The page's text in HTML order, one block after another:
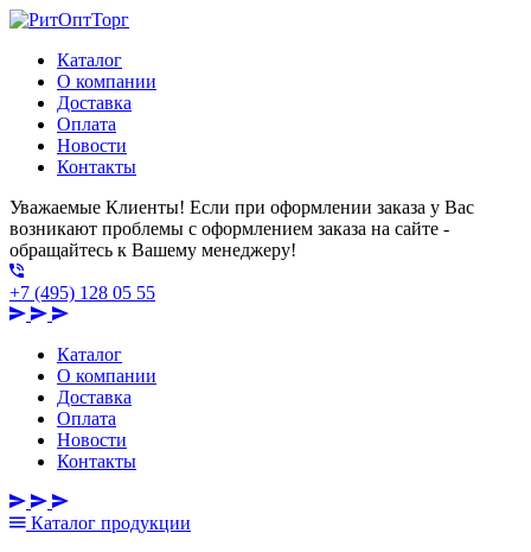
Каталог
О компании
Доставка
Оплата
Новости
Контакты
Уважаемые Клиенты! Если при оформлении заказа у Вас
возникают проблемы с оформлением заказа на сайте -
обращайтесь к Вашему менеджеру!
+7 (495) 128 05 55
Каталог
О компании
Доставка
Оплата
Новости
Контакты
Каталог продукции